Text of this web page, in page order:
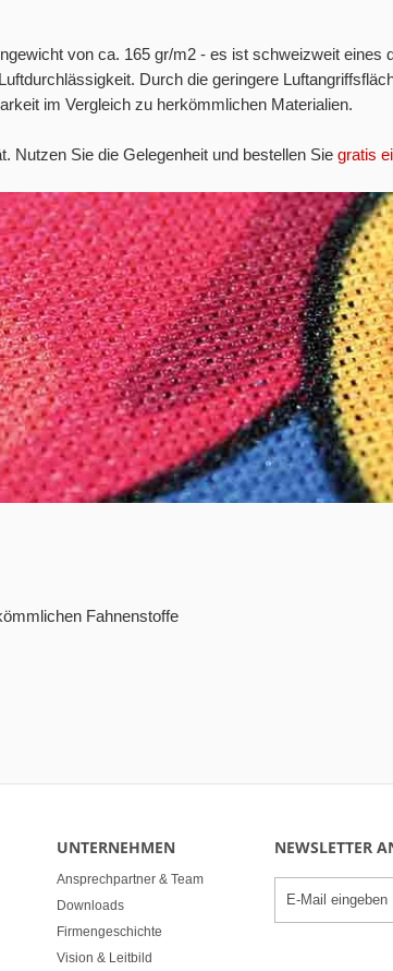
von ca. 165 gr/m2 - es ist schweizweit eines
Durch die geringere
im Vergleich zu herkömmlichen Materialien.
Nutzen Sie die Gelegenheit und bestellen Sie gratis
Fahnenstoffe
UNTERNEHMEN
Ansprechpartner & Team
Downloads
Firmengeschichte
Vision & Leitbild
NEWSLETTER